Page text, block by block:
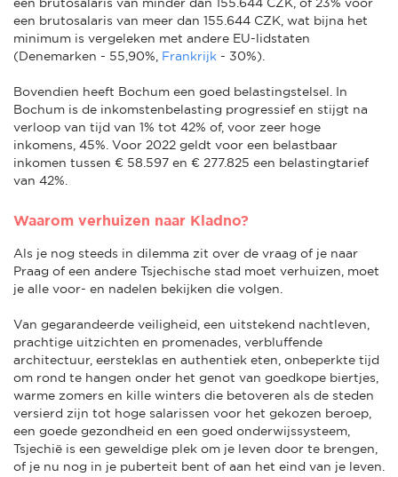
een brutosalaris van meer dan 155.644 CZK, wat bijna het
minimum is vergeleken met andere EU-lidstaten
(Denemarken - 55,90%, Frankrijk - 30%).
Bovendien heeft Bochum een goed belastingstelsel. In
Bochum is de inkomstenbelasting progressief en stijgt na
verloop van tijd van 1% tot 42% of, voor zeer hoge
inkomens, 45%. Voor 2022 geldt voor een belastbaar
inkomen tussen € 58.597 en € 277.825 een belastingtarief
van 42%.
Waarom verhuizen naar Kladno?
Als je nog steeds in dilemma zit over de vraag of je naar
Praag of een andere Tsjechische stad moet verhuizen, moet
je alle voor- en nadelen bekijken die volgen.
Van gegarandeerde veiligheid, een uitstekend nachtleven,
prachtige uitzichten en promenades, verbluffende
architectuur, eersteklas en authentiek eten, onbeperkte tijd
om rond te hangen onder het genot van goedkope biertjes,
warme zomers en kille winters die betoveren als de steden
versierd zijn tot hoge salarissen voor het gekozen beroep,
een goede gezondheid en een goed onderwijssysteem,
Tsjechië is een geweldige plek om je leven door te brengen,
of je nu nog in je puberteit bent of aan het eind van je leven.